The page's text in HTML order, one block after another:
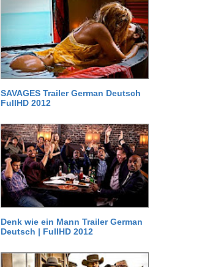
SAVAGES Trailer German Deutsch
FullHD 2012
Denk wie ein Mann Trailer German
Deutsch | FullHD 2012